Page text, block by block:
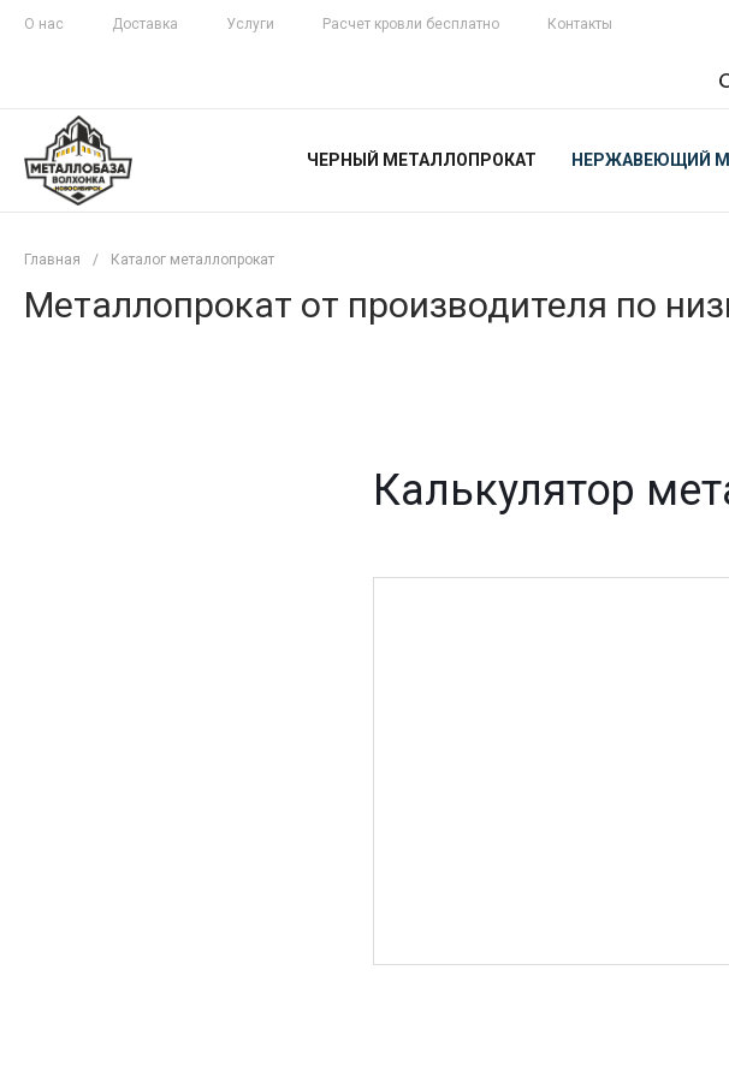
О нас Доставка Услуги Расчет кровли бесплатно Контакты
ЧЕРНЫЙ МЕТАЛЛОПРОКАТ НЕРЖАВЕЮЩИЙ
Главная / Каталог металлопрокат
Металлопрокат от производителя по
Калькулятор